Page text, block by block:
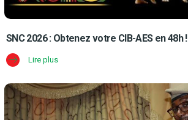
SNC 2026 : Obtenez votre CIB-AES en 48h !
Lire plus